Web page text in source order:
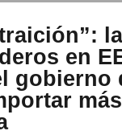
en
gobierno